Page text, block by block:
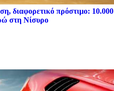
διαφορετικό πρόστιμο: 10.000
στη Νίσυρο